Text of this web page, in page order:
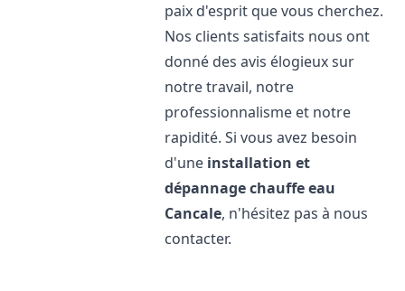
paix d'esprit que vous cherchez.
Nos clients satisfaits nous ont
donné des avis élogieux sur
notre travail, notre
professionnalisme et notre
rapidité. Si vous avez besoin
d'une installation et
dépannage chauffe eau
Cancale, n'hésitez pas à nous
contacter.